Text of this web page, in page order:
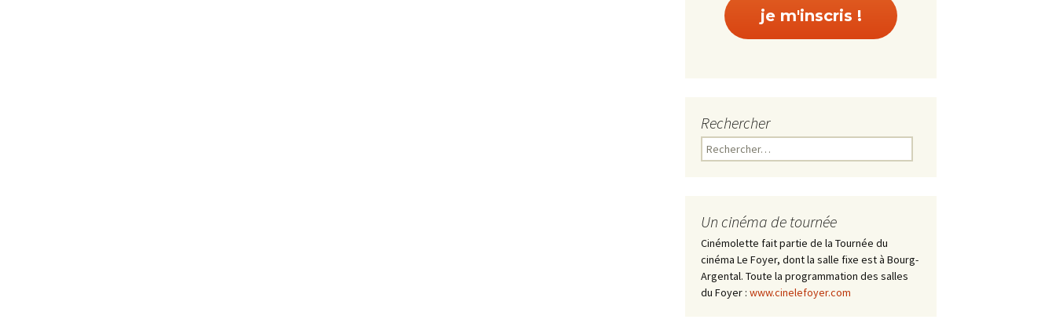
Rechercher
Rechercher :
Un cinéma de tournée
Cinémolette fait partie de la Tournée du
cinéma Le Foyer, dont la salle fixe est à Bourg-
Argental. Toute la programmation des salles
du Foyer : www.cinelefoyer.com